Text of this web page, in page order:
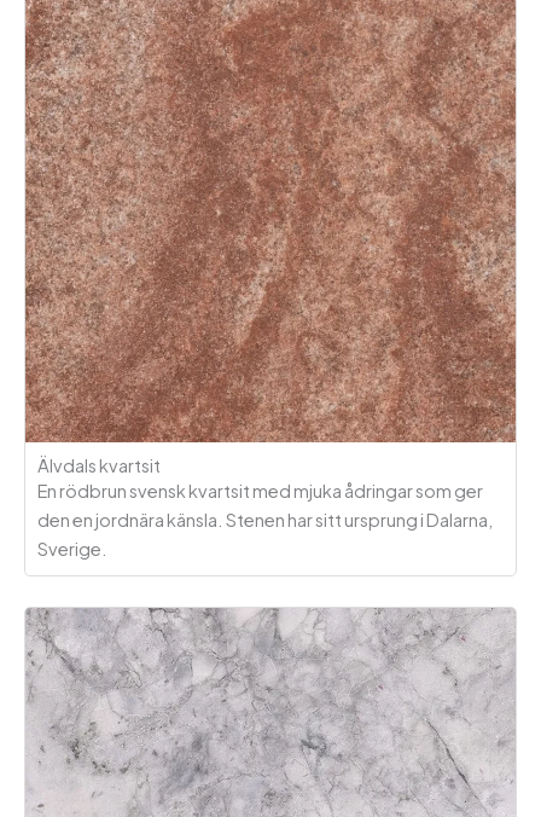
Älvdals kvartsit
En rödbrun svensk kvartsit med mjuka ådringar som ger
den en jordnära känsla. Stenen har sitt ursprung i Dalarna,
Sverige.